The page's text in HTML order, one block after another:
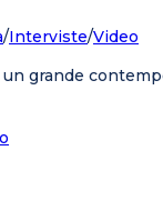
/Interviste/Video
grande